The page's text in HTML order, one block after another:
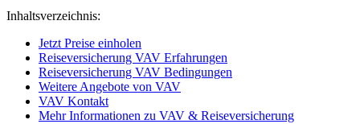
Inhaltsverzeichnis:
Jetzt Preise einholen
Reiseversicherung VAV Erfahrungen
Reiseversicherung VAV Bedingungen
Weitere Angebote von VAV
VAV Kontakt
Mehr Informationen zu VAV & Reiseversicherung